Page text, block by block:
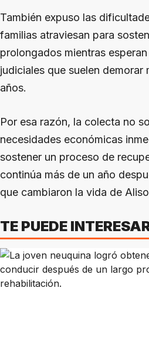
También expuso las
familias atraviesan para
prolongados mientras
judiciales que suelen demorar
años.
Por esa razón, la colecta no
necesidades económicas
sostener un proceso de
continúa más de un año
que cambiaron la vida de
TE PUEDE